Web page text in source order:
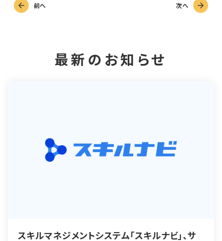
前へ 次へ
最新のお知らせ
スキルマネジメントシステム「スキルナビ」、サ